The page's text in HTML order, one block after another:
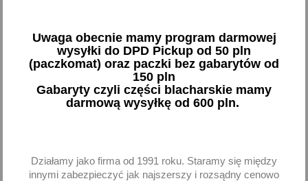
Dodaj
- +
Dodaj
- +
favorite_border
Uwaga obecnie mamy program darmowej
wysyłki do DPD Pickup od 50 pln
(paczkomat) oraz paczki bez gabarytów od
150 pln
Gabaryty czyli części blacharskie mamy
darmową wysyłkę od 600 pln.
Działamy jako firma od 1991 roku. Staramy się między
innymi zabezpieczyć jak najszerszy i rozsądny cenowo